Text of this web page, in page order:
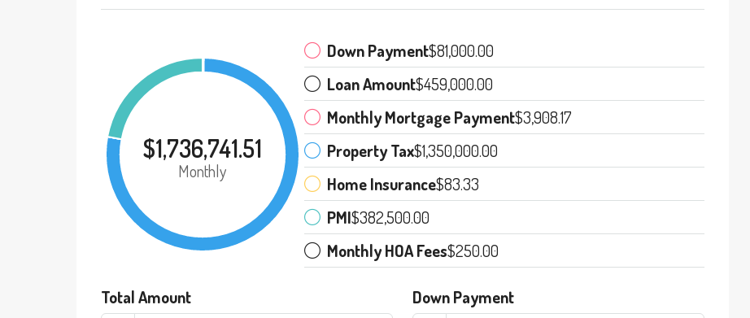
$1,736,741.51
Monthly
Down Payment$81,000.00
Loan Amount$459,000.00
Monthly Mortgage Payment$3,908.17
Property Tax$1,350,000.00
Home Insurance$83.33
PMI$382,500.00
Monthly HOA Fees$250.00
Total Amount Down Payment